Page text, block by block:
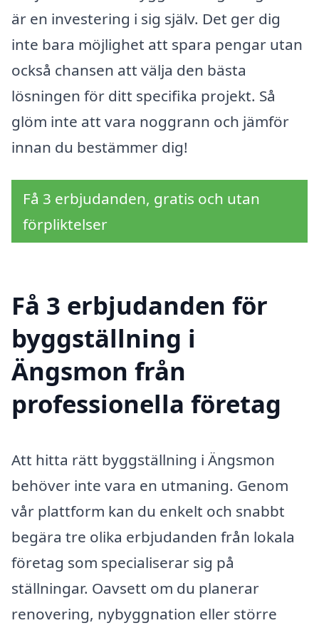
är en investering i sig själv. Det ger dig
inte bara möjlighet att spara pengar utan
också chansen att välja den bästa
lösningen för ditt specifika projekt. Så
glöm inte att vara noggrann och jämför
innan du bestämmer dig!
Få 3 erbjudanden, gratis och utan
förpliktelser
Få 3 erbjudanden för
byggställning i
Ängsmon från
professionella företag
Att hitta rätt byggställning i Ängsmon
behöver inte vara en utmaning. Genom
vår plattform kan du enkelt och snabbt
begära tre olika erbjudanden från lokala
företag som specialiserar sig på
ställningar. Oavsett om du planerar
renovering, nybyggnation eller större